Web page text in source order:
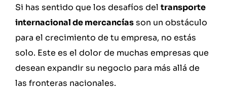
Si has sentido que los desafíos del transporte
internacional de mercancíasson un obstáculo
para el crecimiento de tu empresa, no estás
solo. Este es el dolor de muchas empresas que
desean expandir su negocio para más allá de
las fronteras nacionales.